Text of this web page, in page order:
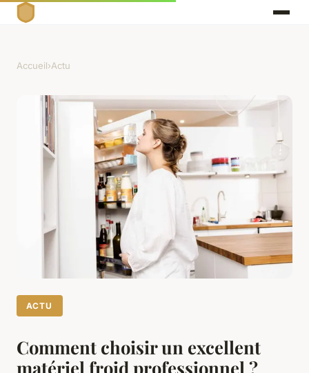
Accueil›Actu
ACTU
Comment choisir un excellent
matériel froid professionnel ?